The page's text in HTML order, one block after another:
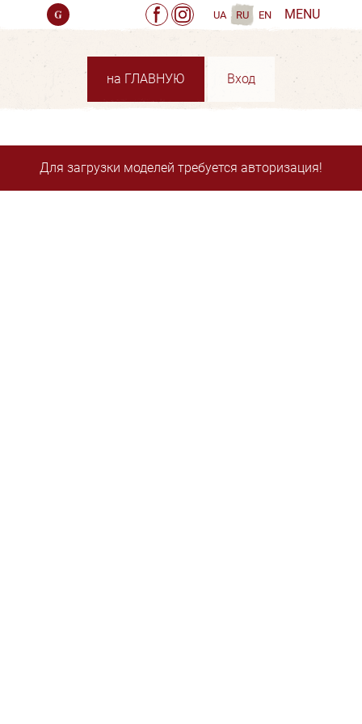
MENU
UA RU EN
на ГЛАВНУЮ Вход
Для загрузки моделей требуется авторизация!